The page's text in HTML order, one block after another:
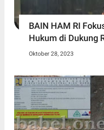
BAIN HAM RI
Hukum di Dukung
Oktober 28, 2023